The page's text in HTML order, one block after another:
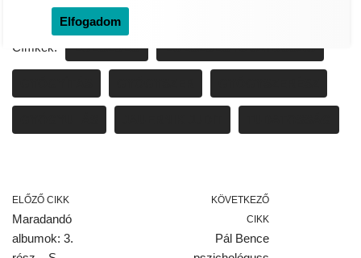
Elfogadom
Címkék: EGÉSZSÉG EGÉSZSÉGTUDATOSSÁG
ELŐZŐ CIKK
Maradandó
albumok: 3.
KÖVETKEZŐ
CIKK
Pál Bence